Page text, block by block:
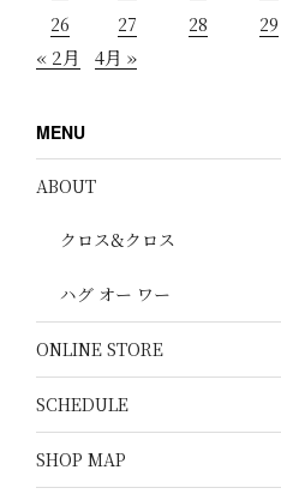
26
27 28 29
« 2月 4月 »
MENU
ABOUT
クロス&クロス
ハグ オー ワー
ONLINE STORE
SCHEDULE
SHOP MAP